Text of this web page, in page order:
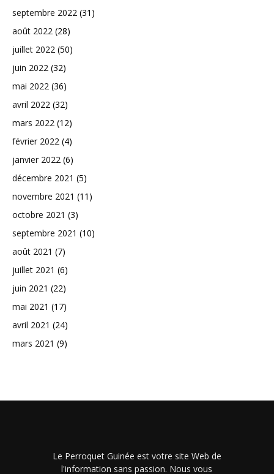
septembre 2022 (31)
août 2022 (28)
juillet 2022 (50)
juin 2022 (32)
mai 2022 (36)
avril 2022 (32)
mars 2022 (12)
février 2022 (4)
janvier 2022 (6)
décembre 2021 (5)
novembre 2021 (11)
octobre 2021 (3)
septembre 2021 (10)
août 2021 (7)
juillet 2021 (6)
juin 2021 (22)
mai 2021 (17)
avril 2021 (24)
mars 2021 (9)
Le Perroquet Guinée est votre site Web de
l'information sans passion. Nous vous